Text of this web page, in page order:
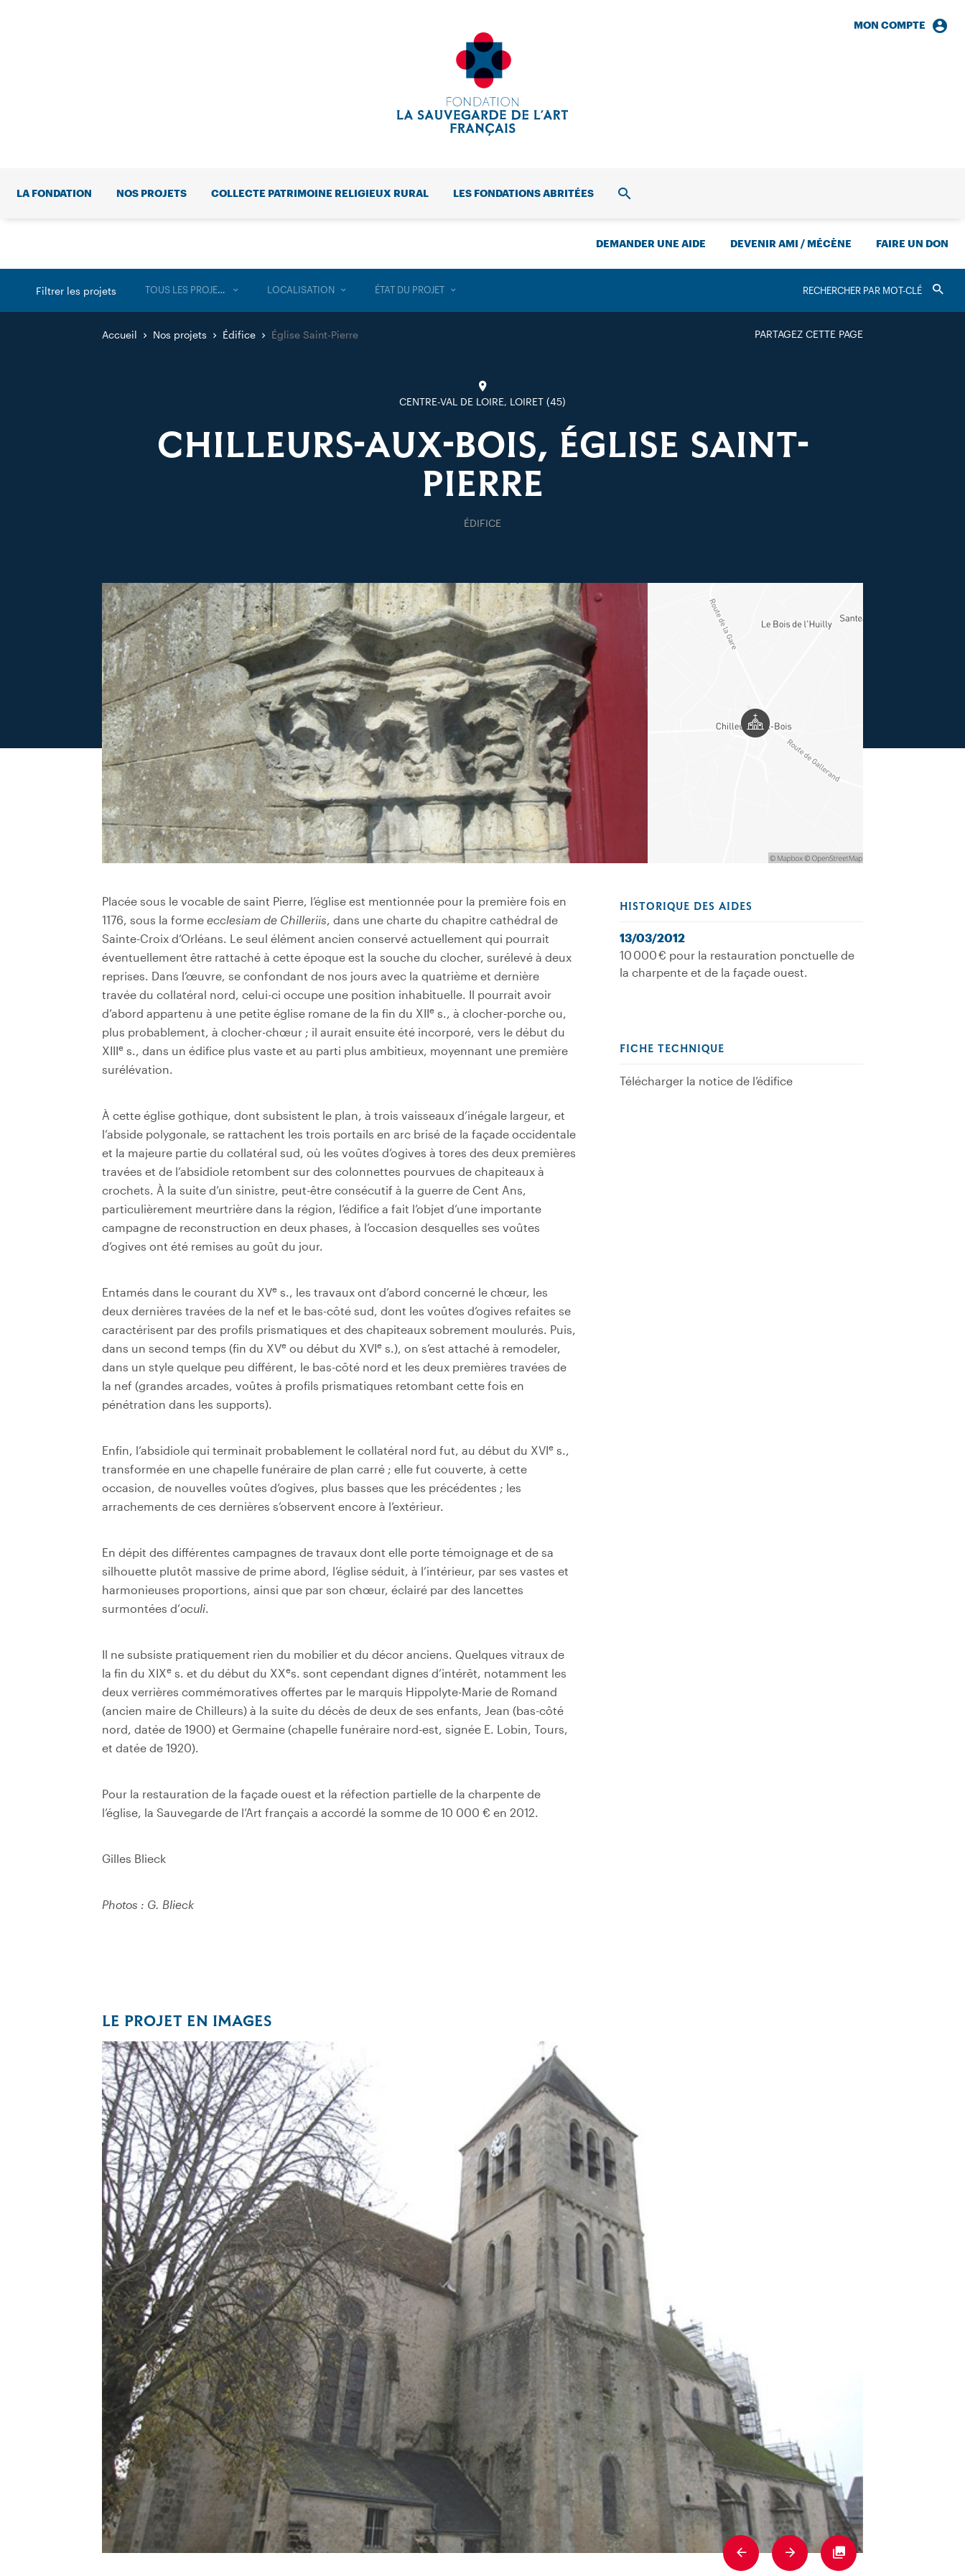
MON COMPTE
LA FONDATION NOS PROJETS COLLECTE PATRIMOINE RELIGIEUX RURAL LES FONDATIONS ABRITÉES RECHERCHE
DEMANDER UNE AIDE DEVENIR AMI / MÉCÈNE FAIRE UN DON
Filtrer les projets
Valider
TOUS LES PROJETS LOCALISATION ÉTAT DU PROJET
PARTAGEZ CETTE PAGE
Accueil Nos projets Édifice Église Saint-Pierre
CENTRE-VAL DE LOIRE, LOIRET (45)
CHILLEURS-AUX-BOIS, ÉGLISE SAINT-
PIERRE
ÉDIFICE
Placée sous le vocable de saint Pierre, l’église est mentionnée pour la première fois en
1176, sous la forme ecclesiam de Chilleriis, dans une charte du chapitre cathédral de
Sainte-Croix d’Orléans. Le seul élément ancien conservé actuellement qui pourrait
éventuellement être rattaché à cette époque est la souche du clocher, surélevé à deux
reprises. Dans l’œuvre, se confondant de nos jours avec la quatrième et dernière
travée du collatéral nord, celui-ci occupe une position inhabituelle. Il pourrait avoir
d’abord appartenu à une petite église romane de la fin du XIIe s., à clocher-porche ou,
plus probablement, à clocher-chœur ; il aurait ensuite été incorporé, vers le début du
XIIIe s., dans un édifice plus vaste et au parti plus ambitieux, moyennant une première
surélévation.
À cette église gothique, dont subsistent le plan, à trois vaisseaux d’inégale largeur, et
l’abside polygonale, se rattachent les trois portails en arc brisé de la façade occidentale
et la majeure partie du collatéral sud, où les voûtes d’ogives à tores des deux premières
travées et de l’absidiole retombent sur des colonnettes pourvues de chapiteaux à
crochets. À la suite d’un sinistre, peut-être consécutif à la guerre de Cent Ans,
particulièrement meurtrière dans la région, l’édifice a fait l’objet d’une importante
campagne de reconstruction en deux phases, à l’occasion desquelles ses voûtes
d’ogives ont été remises au goût du jour.
Entamés dans le courant du XVe s., les travaux ont d’abord concerné le chœur, les
deux dernières travées de la nef et le bas-côté sud, dont les voûtes d’ogives refaites se
caractérisent par des profils prismatiques et des chapiteaux sobrement moulurés. Puis,
dans un second temps (fin du XVe ou début du XVIe s.), on s’est attaché à remodeler,
dans un style quelque peu différent, le bas-côté nord et les deux premières travées de
la nef (grandes arcades, voûtes à profils prismatiques retombant cette fois en
pénétration dans les supports).
Enfin, l’absidiole qui terminait probablement le collatéral nord fut, au début du XVIe s.,
transformée en une chapelle funéraire de plan carré ; elle fut couverte, à cette
occasion, de nouvelles voûtes d’ogives, plus basses que les précédentes ; les
arrachements de ces dernières s’observent encore à l’extérieur.
En dépit des différentes campagnes de travaux dont elle porte témoignage et de sa
silhouette plutôt massive de prime abord, l’église séduit, à l’intérieur, par ses vastes et
harmonieuses proportions, ainsi que par son chœur, éclairé par des lancettes
surmontées d’oculi.
Il ne subsiste pratiquement rien du mobilier et du décor anciens. Quelques vitraux de
la fin du XIXe s. et du début du XXes. sont cependant dignes d’intérêt, notamment les
deux verrières commémoratives offertes par le marquis Hippolyte-Marie de Romand
(ancien maire de Chilleurs) à la suite du décès de deux de ses enfants, Jean (bas-côté
nord, datée de 1900) et Germaine (chapelle funéraire nord-est, signée E. Lobin, Tours,
et datée de 1920).
Pour la restauration de la façade ouest et la réfection partielle de la charpente de
l’église, la Sauvegarde de l’Art français a accordé la somme de 10 000 € en 2012.
Gilles Blieck
Photos : G. Blieck
HISTORIQUE DES AIDES
13/03/2012
10 000 € pour la restauration ponctuelle de
la charpente et de la façade ouest.
FICHE TECHNIQUE
Télécharger la notice de l’édifice
LE PROJET EN IMAGES
PreviousNext Fullscreen